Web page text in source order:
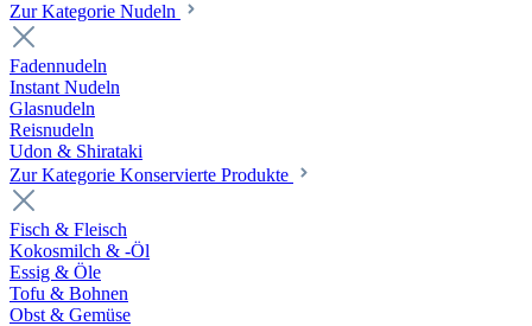
Zur Kategorie Nudeln
Fadennudeln
Instant Nudeln
Glasnudeln
Reisnudeln
Udon & Shirataki
Zur Kategorie Konservierte Produkte
Fisch & Fleisch
Kokosmilch & -Öl
Essig & Öle
Tofu & Bohnen
Obst & Gemüse